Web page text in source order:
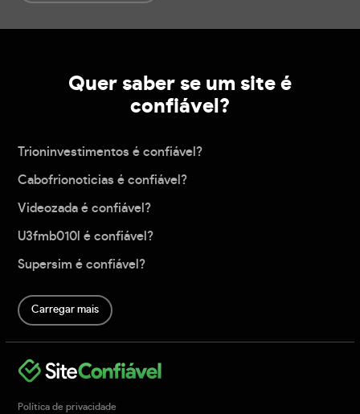
Quer saber se um site é
confiável?
Trioninvestimentos é confiável?
Cabofrionoticias é confiável?
Videozada é confiável?
U3fmb010l é confiável?
Supersim é confiável?
Carregar mais
Política de privacidade